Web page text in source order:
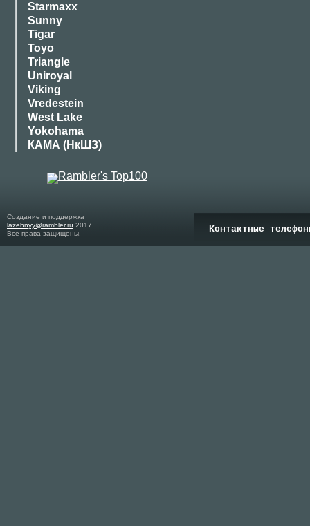
Starmaxx
Sunny
Tigar
Toyo
Triangle
Uniroyal
Viking
Vredestein
West Lake
Yokohama
КАМА (НкШЗ)
Создание и поддержка
lazebnyy@rambler.ru 2017.
Все права защищены.
Контактные